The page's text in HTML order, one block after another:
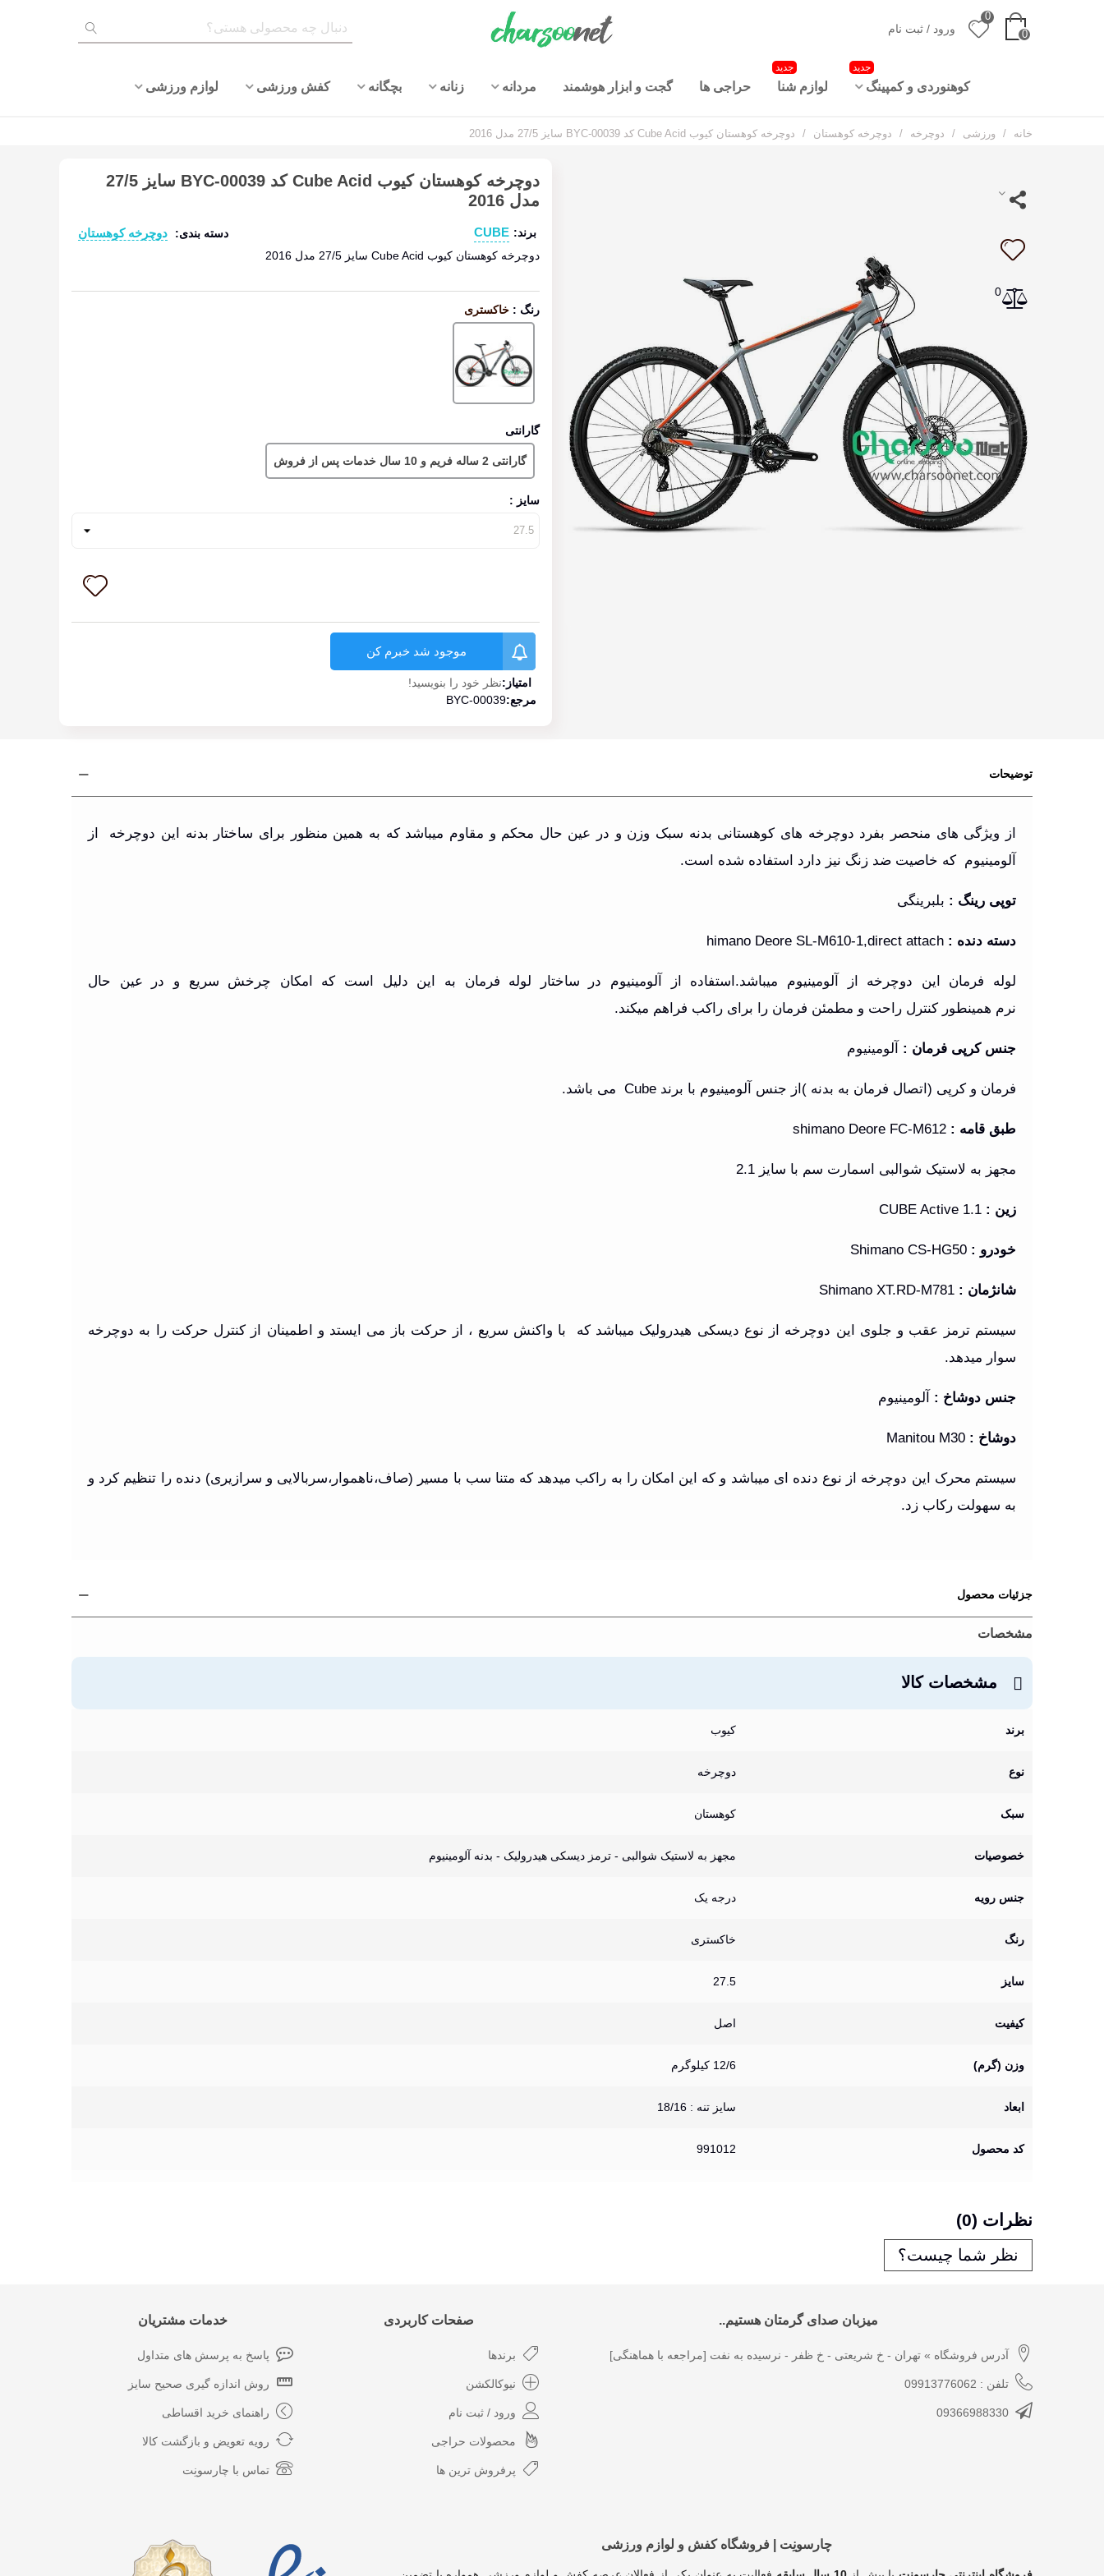
0
0
ورود / ثبت نام
کوهنوردی و کمپینگ
جدید
لوازم شنا
جدید
حراجی ها گجت و ابزار هوشمند مردانه زنانه بچگانه کفش ورزشی لوازم ورزشی
خانه / ورزشی / دوچرخه / دوچرخه کوهستان / دوچرخه کوهستان کیوب Cube Acid کد BYC-00039 سایز 27/5 مدل 2016
0
دوچرخه کوهستان کیوب Cube Acid کد BYC-00039 سایز 27/5
مدل 2016
برند: CUBE دسته بندی: دوچرخه کوهستان
دوچرخه کوهستان کیوب Cube Acid سایز 27/5 مدل 2016
رنگ : خاکستری
گارانتی
گارانتی 2 ساله فریم و 10 سال خدمات پس از فروش
سایز :
موجود شد خبرم کن
امتیاز:نظر خود را بنویسید!
مرجع:BYC-00039
توضیحات
از ویژگی های منحصر بفرد دوچرخه های کوهستانی بدنه سبک وزن و در عین حال محکم و مقاوم میباشد که به همین منظور برای ساختار بدنه این دوچرخه از
آلومینیوم که خاصیت ضد زنگ نیز دارد استفاده شده است.
توپی رینگ : بلبرینگی
دسته دنده :
himano Deore SL-M610-1,direct attach
لوله فرمان این دوچرخه از آلومینیوم میباشد.استفاده از آلومینیوم در ساختار لوله فرمان به این دلیل است که امکان چرخش سریع و در عین حال
نرم همینطور کنترل راحت و مطمئن فرمان را برای راکب فراهم میکند.
جنس کرپی فرمان : آلومینیوم
فرمان و کرپی (اتصال فرمان به بدنه )از جنس آلومینیوم با برند می باشد.
طبق قامه :
shimano Deore FC-M612
مجهز به لاستیک شوالبی اسمارت سم با سایز 2.1
زین :
CUBE Active 1.1
خودرو :
Shimano CS-HG50
شانژمان :
Shimano XT.RD-M781
سیستم ترمز عقب و جلوی این دوچرخه از نوع دیسکی هیدرولیک میباشد که با واکنش سریع ، از حرکت باز می ایستد و اطمینان از کنترل حرکت را به دوچرخه
سوار میدهد.
جنس دوشاخ : آلومینیوم
دوشاخ :
Manitou M30
سیستم محرک این دوچرخه از نوع دنده ای میباشد و که این امکان را به راکب میدهد که متنا سب با مسیر (صاف،ناهموار،سربالایی و سرازیری) دنده را تنظیم کرد و
به سهولت رکاب زد.
جزئیات محصول
مشخصات
مشخصات کالا
برند کیوب
نوع دوچرخه
سبک کوهستان
خصوصیات مجهز به لاستیک شوالبی - ترمز دیسکی هیدرولیک - بدنه آلومینیوم
جنس رویه درجه یک
رنگ خاکستری
سایز 27.5
کیفیت اصل
وزن (گرم) 12/6 کیلوگرم
ابعاد سایز تنه : 18/16
کد محصول 991012
نظرات (0)
نظر شما چیست؟
میزبان صدای گرمتان هستیم..
آدرس فروشگاه » تهران - خ شریعتی - خ ظفر - نرسیده به نفت [مراجعه با هماهنگی]
تلفن : 09913776062
09366988330
صفحات کاربردی
برندها
نیوکالکشن
ورود / ثبت نام
محصولات حراجی
پرفروش ترین ها
خدمات مشتریان
پاسخ به پرسش های متداول
روش اندازه گیری صحیح سایز
راهنمای خرید اقساطی
رویه تعویض و بازگشت کالا
تماس با چارسونِت
چارسونِت | فروشگاه کفش و لوازم ورزشی